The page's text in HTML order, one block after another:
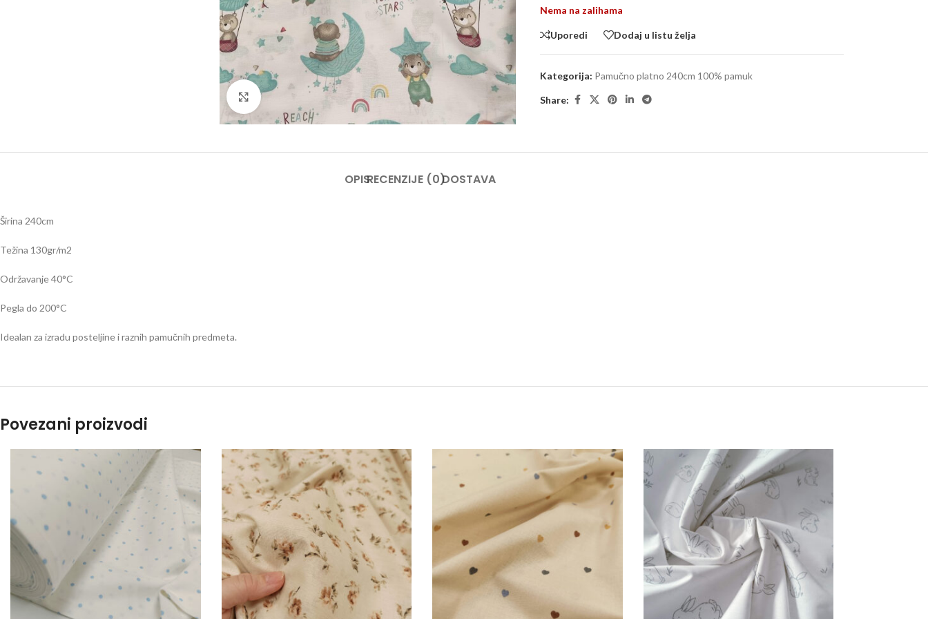
Click to enlarge
Nema na zalihama
Uporedi Dodaj u listu želja
Kategorija: Pamučno platno 240cm 100% pamuk
Share:
OPISRECENZIJE (0)DOSTAVA
Širina 240cm
Težina 130gr/m2
Održavanje 40°C
Pegla do 200°C
Idealan za izradu posteljine i raznih pamučnih predmeta.
Povezani proizvodi